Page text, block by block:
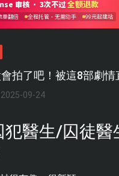
拍了吧！被這8部劇情
2025-09-24
犯醫生/囚徒